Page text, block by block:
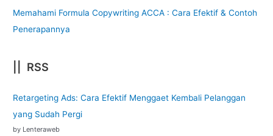
Memahami Formula Copywriting ACCA : Cara Efektif & Contoh
Penerapannya
|| RSS
Retargeting Ads: Cara Efektif Menggaet Kembali Pelanggan
yang Sudah Pergi
by Lenteraweb